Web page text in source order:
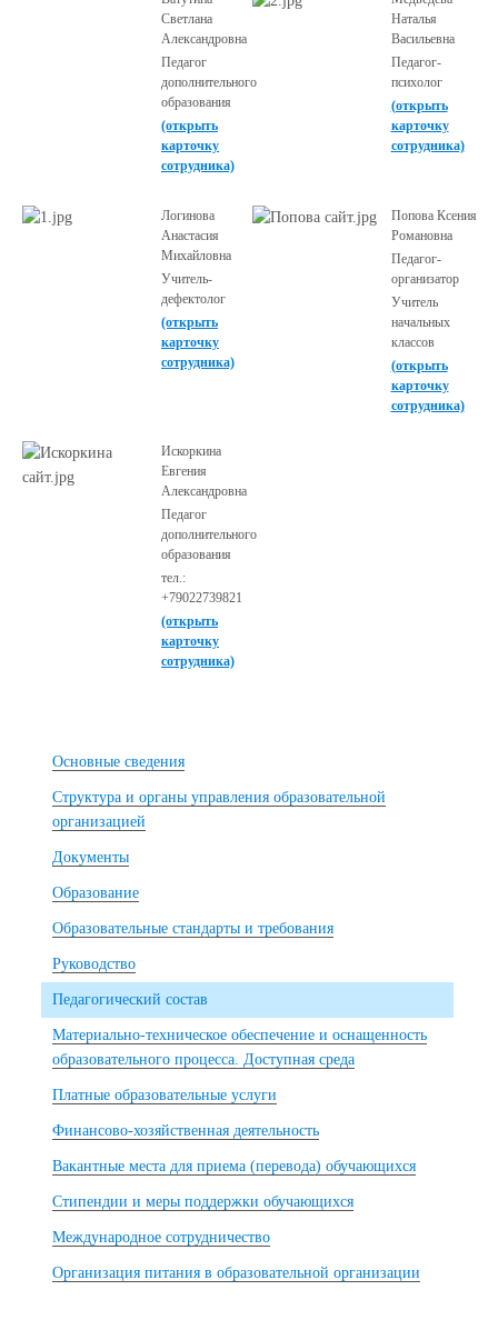
Светлана
Александровна
Педагог
дополнительного
образования
(открыть
карточку
сотрудника)
Наталья
Васильевна
Педагог-
психолог
(открыть
карточку
сотрудника)
Логинова
Анастасия
Михайловна
Учитель-
дефектолог
(открыть
карточку
сотрудника)
Попова Ксения
Романовна
Педагог-
организатор
Учитель
начальных
классов
(открыть
карточку
сотрудника)
Искоркина
Евгения
Александровна
Педагог
дополнительного
образования
тел.:
+79022739821
(открыть
карточку
сотрудника)
Основные сведения
Структура и органы управления образовательной
организацией
Документы
Образование
Образовательные стандарты и требования
Руководство
Педагогический состав
Материально-техническое обеспечение и оснащенность
образовательного процесса. Доступная среда
Платные образовательные услуги
Финансово-хозяйственная деятельность
Вакантные места для приема (перевода) обучающихся
Стипендии и меры поддержки обучающихся
Международное сотрудничество
Организация питания в образовательной организации